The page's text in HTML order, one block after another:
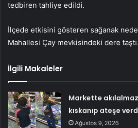
tedbiren tahliye edildi.
İlçede etkisini gösteren sağanak
Mahallesi Çay mevkisindeki dere taştı.
İlgili Makaleler
Markette
kıskanıp ateşe
Ağustos 9, 2026